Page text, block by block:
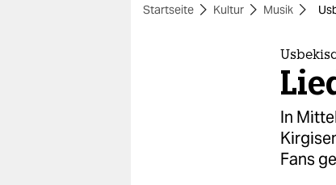
themen
Startseite Kultur Musik
In
Fans